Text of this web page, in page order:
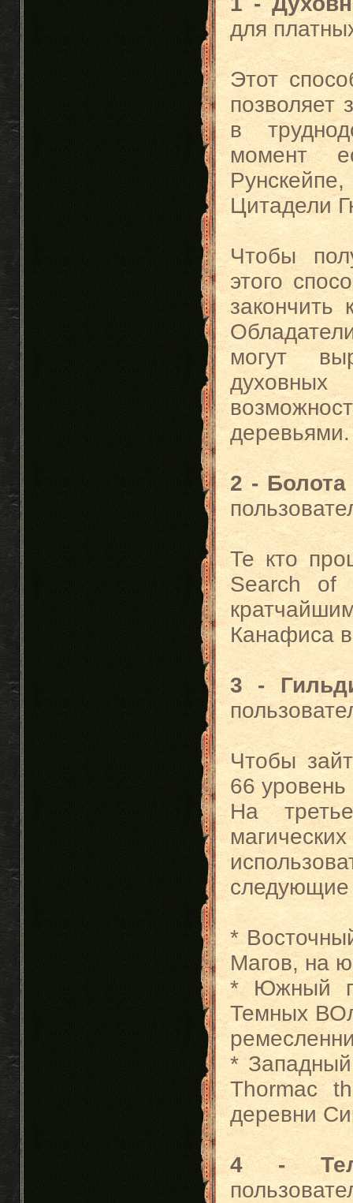
для
Этот
позволяет
в
момент
Цитадели
Чтобы
этого
закончить
могут
деревьями.
2 -
Те кто
Search of
Канафиса
3 -
Чтобы
66 уровень
На
следующие
*
Магов, на
* Южный
Темных
*
Thormac
деревни
4 -